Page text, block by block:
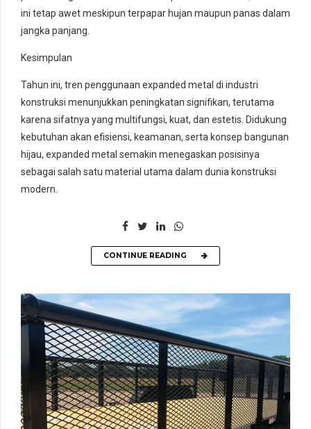
ini tetap awet meskipun terpapar hujan maupun panas dalam
jangka panjang.
Kesimpulan
Tahun ini, tren penggunaan expanded metal di industri
konstruksi menunjukkan peningkatan signifikan, terutama
karena sifatnya yang multifungsi, kuat, dan estetis. Didukung
kebutuhan akan efisiensi, keamanan, serta konsep bangunan
hijau, expanded metal semakin menegaskan posisinya
sebagai salah satu material utama dalam dunia konstruksi
modern.
CONTINUE READING